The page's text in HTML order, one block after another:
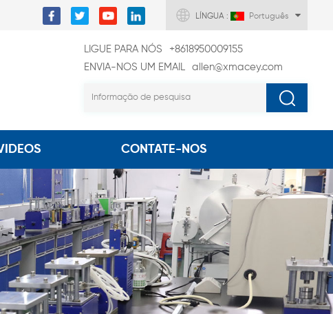
LÍNGUA : Português
LIGUE PARA NÓS
+8618950009155
ENVIA-NOS UM EMAIL
allen@xmacey.com
CONTATE-NOS